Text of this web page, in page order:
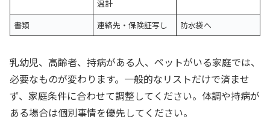
温計
書類 連絡先・保険証写し 防水袋へ
乳幼児、高齢者、持病がある人、ペットがいる家庭では、
必要なものが変わります。一般的なリストだけで済ませ
ず、家庭条件に合わせて調整してください。体調や持病が
ある場合は個別事情を優先してください。